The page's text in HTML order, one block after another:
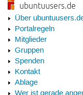
ubuntuusers.de
Über
Portalregeln
Mitglieder
Gruppen
Spenden
Kontakt
Ablage